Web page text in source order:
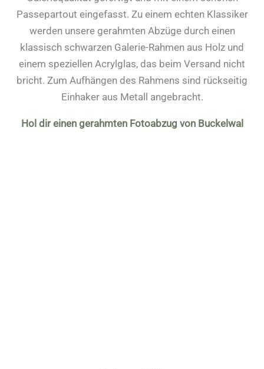
Passepartout eingefasst. Zu einem echten Klassiker
werden unsere gerahmten Abzüge durch einen
klassisch schwarzen Galerie-Rahmen aus Holz und
einem speziellen Acrylglas, das beim Versand nicht
bricht. Zum Aufhängen des Rahmens sind rückseitig
Einhaker aus Metall angebracht.
Hol dir einen gerahmten Fotoabzug von Buckelwal